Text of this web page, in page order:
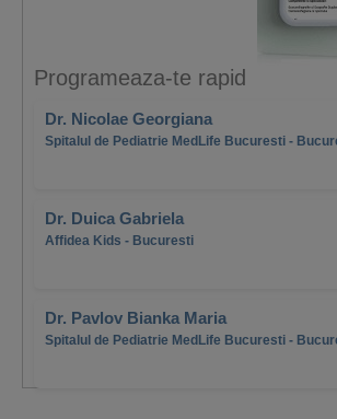
Programeaza-te rapid
Dr. Nicolae Georgiana
Spitalul de Pediatrie MedLife Bucuresti -
Dr. Duica Gabriela
Affidea Kids - Bucuresti
Dr. Pavlov Bianka Maria
Spitalul de Pediatrie MedLife Bucuresti -